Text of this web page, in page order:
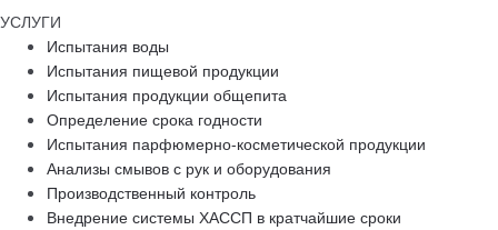
УСЛУГИ
Испытания воды
Испытания пищевой продукции
Испытания продукции общепита
Определение срока годности
Испытания парфюмерно-косметической продукции
Анализы смывов с рук и оборудования
Производственный контроль
Внедрение системы ХАССП в кратчайшие сроки